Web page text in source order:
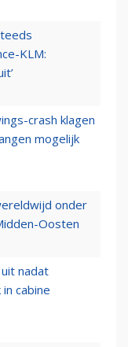
KLM:
crash klagen
mogelijk
onder
Oosten
nadat
cabine